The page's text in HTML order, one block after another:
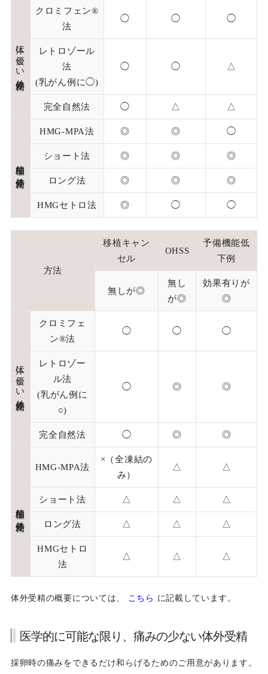
体に優しい体外受精
クロミフェン®
法
◯ ◯ ◯
レトロゾール
法
(乳がん例に◯)
◯ ◯ △
完全自然法 ◯ △ △
積極的な体外受精
HMG-MPA法 ◎ ◎ ◯
ショート法 ◎ ◎ ◎
ロング法 ◎ ◎ ◎
HMGセトロ法 ◎ ◯ ◯
方法
移植キャン
セル
OHSS
予備機能低
下例
無しが◎
無し
が◎
効果有りが
◎
体に優しい体外受精
クロミフェ
ン®法
◯ ◯ ◯
レトロゾー
ル法
(乳がん例に
○)
◯ ◎ ◎
完全自然法 ◯ ◎ ◎
積極的な体外受精
HMG-MPA法
×（全凍結の
み）
△ △
ショート法 △ △ △
ロング法 △ △ △
HMGセトロ
法
△ △ △
体外受精の概要については、 こちら に記載しています。
医学的に可能な限り、痛みの少ない体外受精
採卵時の痛みをできるだけ和らげるためのご用意があります。